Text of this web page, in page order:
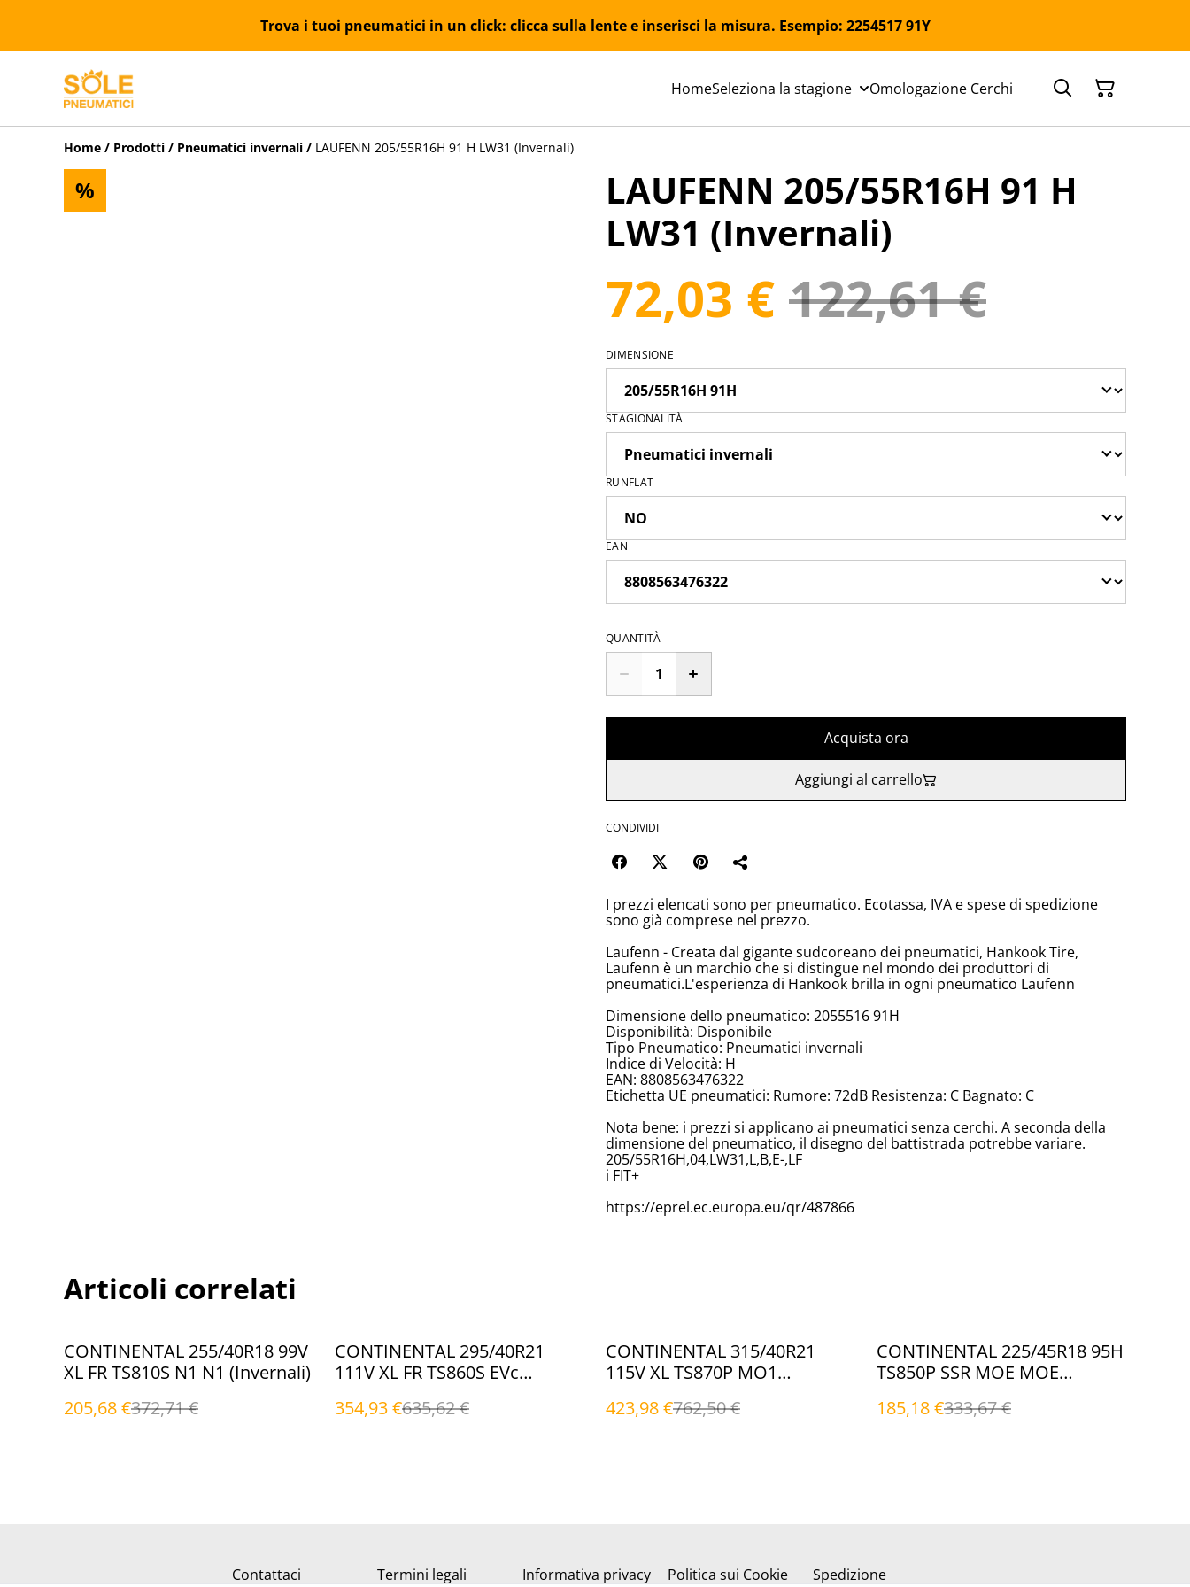
Trova i tuoi pneumatici in un click: clicca sulla lente e inserisci la misura. Esempio: 2254517 91Y
HomeSeleziona la stagione Omologazione Cerchi
Home / Prodotti / Pneumatici invernali / LAUFENN 205/55R16H 91 H LW31 (Invernali)
%
LAUFENN 205/55R16H 91 H
LW31 (Invernali)
72,03 € 122,61 €
DIMENSIONE
STAGIONALITÀ
RUNFLAT
EAN
QUANTITÀ
Acquista ora
Aggiungi al carrello
CONDIVIDI
I prezzi elencati sono per pneumatico. Ecotassa, IVA e spese di spedizione
sono già comprese nel prezzo.
Laufenn - Creata dal gigante sudcoreano dei pneumatici, Hankook Tire,
Laufenn è un marchio che si distingue nel mondo dei produttori di
pneumatici.L'esperienza di Hankook brilla in ogni pneumatico Laufenn
Dimensione dello pneumatico: 2055516 91H
Disponibilità: Disponibile
Tipo Pneumatico: Pneumatici invernali
Indice di Velocità: H
EAN: 8808563476322
Etichetta UE pneumatici: Rumore: 72dB Resistenza: C Bagnato: C
Nota bene: i prezzi si applicano ai pneumatici senza cerchi. A seconda della
dimensione del pneumatico, il disegno del battistrada potrebbe variare.
205/55R16H,04,LW31,L,B,E-,LF
i FIT+
https://eprel.ec.europa.eu/qr/487866
Articoli correlati
%
CONTINENTAL 255/40R18 99V
XL FR TS810S N1 N1 (Invernali)
205,68 €372,71 €
%
CONTINENTAL 295/40R21
111V XL FR TS860S EVc
354,93 €635,62 €
%
CONTINENTAL 315/40R21
115V XL TS870P MO1
423,98 €762,50 €
%
CONTINENTAL 225/45R18 95H
TS850P SSR MOE MOE
185,18 €333,67 €
Contattaci Termini legali Informativa privacy Politica sui Cookie Spedizione